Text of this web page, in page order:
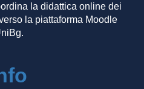
la didattica online dei
la piattaforma Moodle